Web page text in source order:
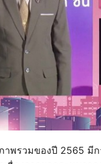
พรวมของปี 2565 มี